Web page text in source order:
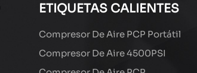
ETIQUETAS CALIENTES
Compresor De Aire PCP Portátil
Compresor De Aire 4500PSI